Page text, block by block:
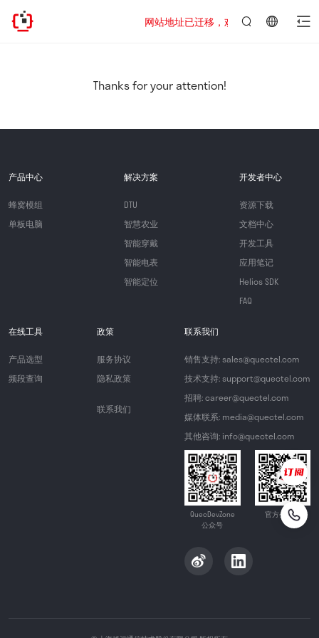
网站地址已迁移，欢迎访问新址：
Thanks for your attention!
产品中心
蜂窝模组
单板电脑
解决方案
DTU
智慧农业
智能穿戴
智能电表
智能定位
开发者中心
资源下载
文档中心
开发工具
应用笔记
Helios SDK
FAQ
在线工具
产品选型
频段查询
政策
服务协议
隐私政策
联系我们
联系我们
销售支持: sales@quectel.com
技术支持: support@quectel.com
招聘: career@quectel.com
媒体联系: media@quectel.com
其他咨询: info@quectel.com
QuecDevZone
公众号
官方公众号